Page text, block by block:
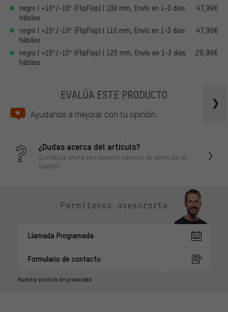
negro | +10°/-10° (FlipFlop) | 100 mm, Envío en 1-3 días
hábiles
47,99€
negro | +10°/-10° (FlipFlop) | 110 mm, Envío en 1-3 días
hábiles
47,99€
negro | +10°/-10° (FlipFlop) | 120 mm, Envío en 1-3 días
hábiles
29,99€
EVALÚA ESTE PRODUCTO
Ayudanos a mejorar con tu opinión.
¿Dudas acerca del artículo?
¡Contacta ahora con nuestro servicio de atención al
cliente!
Permítenos asesorarte
Llamada Programada
Formulario de contacto
Nuestra política de privacidad